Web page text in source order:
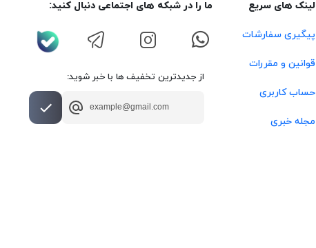
لینک های سریع
پیگیری سفارشات
قوانین و مقررات
حساب کاربری
مجله خبری
ما را در شبکه های اجتماعی دنبال کنید:
از جدیدترین تخفیف ها با خبر شوید: